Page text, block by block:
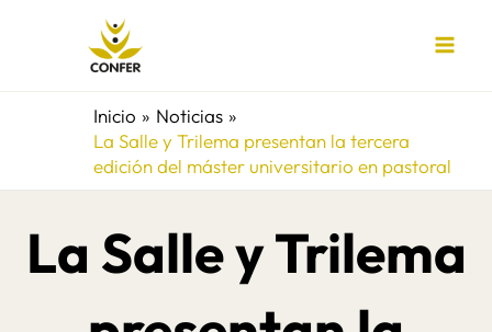
Inicio
Noticias
La Salle y Trilema presentan la tercera
edición del máster universitario en pastoral
La Salle y Trilema